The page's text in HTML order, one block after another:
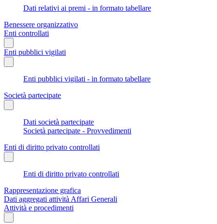
Dati relativi ai premi - in formato tabellare
Benessere organizzativo
Enti controllati
Enti pubblici vigilati
Enti pubblici vigilati - in formato tabellare
Società partecipate
Dati società partecipate
Società partecipate - Provvedimenti
Enti di diritto privato controllati
Enti di diritto privato controllati
Rappresentazione grafica
Dati aggregati attività Affari Generali
Attività e procedimenti